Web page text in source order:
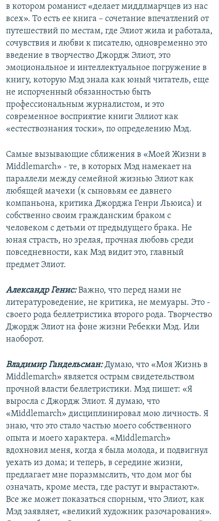
в котором романист «делает миддлмарчцев из нас
всех». То есть ее книга – сочетание впечатлений от
путешествий по местам, где Элиот жила и работала,
сочувствия и любви к писателю, одновременно это
введение в творчество Джордж Элиот, это
эмоциональное и интеллектуальное погружение в
книгу, которую Мэд знала как юный читатель, еще
не испорченный обязанностью быть
профессиональным журналистом, и это
современное восприятие книги Эллиот как
«естествознания тоски», по определению Мэд.
Самые вызывающие сближения в «Моей Жизни в
Middlemarch» - те, в которых Мэд намекает на
параллели между семейной жизнью Элиот как
любящей мачехи (к сыновьям ее давнего
компаньона, критика Джорджа Генри Льюиса) и
собственно своим гражданским браком с
человеком с детьми от предыдущего брака. Не
юная страсть, но зрелая, прочная любовь среди
повседневности, как Мэд видит это, главный
предмет Элиот.
Александр Генис:Важно, что перед нами не
литературоведение, не критика, не мемуары. Это -
своего рода беллетристика второго рода. Творчество
Джордж Элиот на фоне жизни Ребекки Мэд. Или
наоборот.
Владимир Гандельсман:Думаю, что «Моя Жизнь в
Middlemarch» является острым свидетельством
прочной власти беллетристики. Мэд пишет: «Я
выросла с Джордж Элиот. Я думаю, что
«Middlemarch» дисциплинировал мою личность. Я
знаю, что это стало частью моего собственного
опыта и моего характера. «Middlemarch»
вдохновил меня, когда я была молода, и подвигнул
уехать из дома; и теперь, в середине жизни,
предлагает мне поразмыслить, что дом мог бы
означать, кроме места, где растут и вырастают».
Все же может показаться спорным, что Элиот, как
Мэд заявляет, «великий художник разочарования».